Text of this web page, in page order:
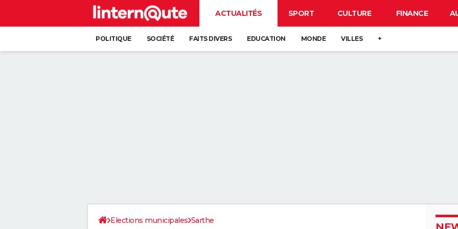
ACTUALITÉS SPORT CULTURE FINANCE
POLITIQUE SOCIÉTÉ FAITS DIVERS EDUCATION MONDE VILLES +
Elections municipales Sarthe